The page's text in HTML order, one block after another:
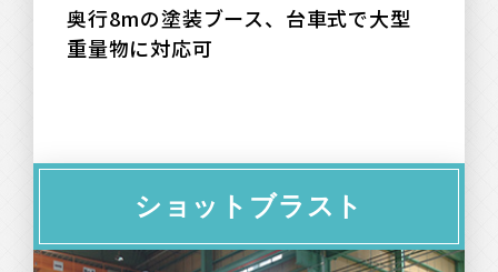
奥行8mの塗装ブース、台車式で大型
重量物に対応可
ショットブラスト